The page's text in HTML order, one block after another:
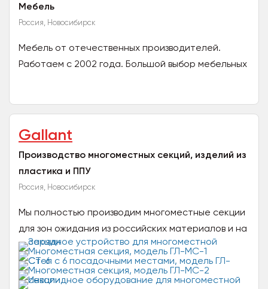
Мебель
Россия, Новосибирск
Мебель от отечественных производителей.
Работаем с 2002 года. Большой выбор мебельных
Gallant
Производство многоместных секций, изделий из
пластика и ППУ
Россия, Новосибирск
Мы полностью производим многоместные секции
для зон ожидания из российских материалов и на
территории России. Ключевая особенность
наших...